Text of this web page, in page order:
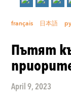
français 日本語
Пътят
April 9, 2023